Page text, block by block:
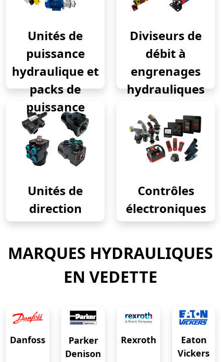
Unités de
puissance
hydraulique et
packs de
puissance
Diviseurs de
débit à
engrenages
hydrauliques
Unités de
direction
Contrôles
électroniques
MARQUES HYDRAULIQUES
EN VEDETTE
Danfoss
Parker
Denison
Rexroth
Eaton
Vickers